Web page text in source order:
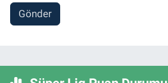
Gönder